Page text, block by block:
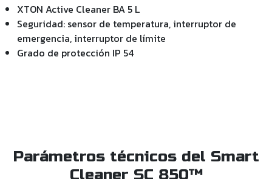
XTON Active Cleaner BA 5 L
Seguridad: sensor de temperatura, interruptor de
emergencia, interruptor de límite
Grado de protección IP 54
Parámetros técnicos del Smart
Cleaner SC 850™